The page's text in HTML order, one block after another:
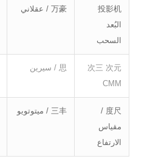
投影机
البُعد
السحب
万豪 / عقلاني
次三 次元
CMM
思 / سيرين
度尺 /
مقياس
الارتفاع
三丰 / ميتوتويو